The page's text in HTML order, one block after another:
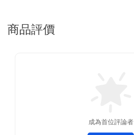
商品評價
成為首位評論者